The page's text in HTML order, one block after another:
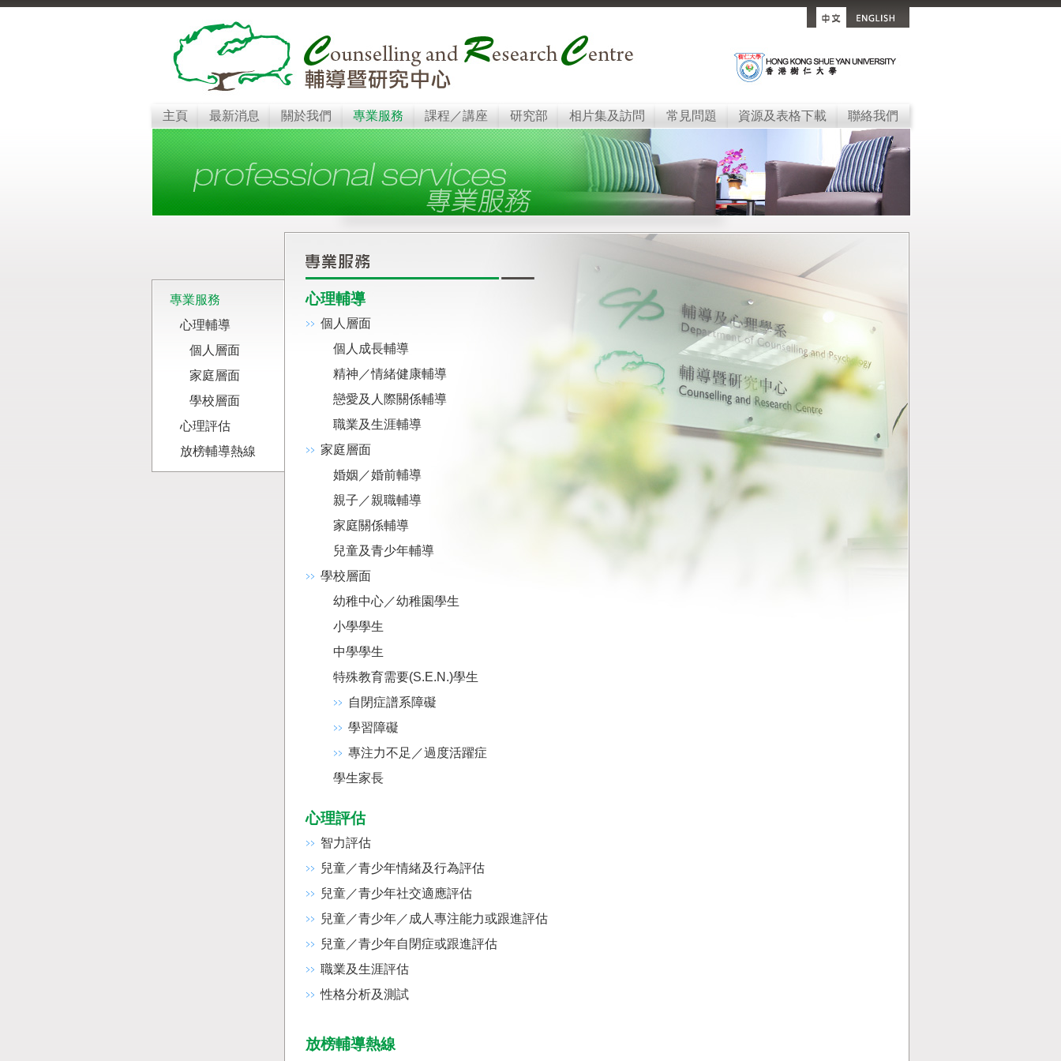
主頁 最新消息 關於我們 專業服務 課程／講座 研究部 相片集及訪問 常見問題 資源及表格下載 聯絡我們
心理輔導
個人層面
個人成長輔導
精神／情緒健康輔導
戀愛及人際關係輔導
職業及生涯輔導
家庭層面
婚姻／婚前輔導
親子／親職輔導
家庭關係輔導
兒童及青少年輔導
學校層面
幼稚中心／幼稚園學生
小學學生
中學學生
特殊教育需要(S.E.N.)學生
自閉症譜系障礙
學習障礙
專注力不足／過度活躍症
學生家長
心理評估
智力評估
兒童／青少年情緒及行為評估
兒童／青少年社交適應評估
兒童／青少年／成人專注能力或跟進評估
兒童／青少年自閉症或跟進評估
職業及生涯評估
性格分析及測試
放榜輔導熱線
專業服務
心理輔導
個人層面
家庭層面
學校層面
心理評估
放榜輔導熱線